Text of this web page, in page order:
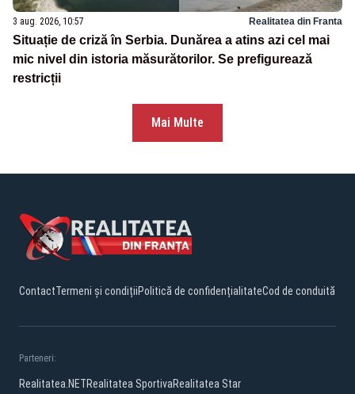
3 aug. 2026, 10:57 Realitatea din Franta
Situație de criză în Serbia. Dunărea a atins azi cel mai
mic nivel din istoria măsurătorilor. Se prefigurează
restricții
Mai Multe
ContactTermeni și condițiiPolitică de confidențialitateCod de conduită
Parteneri:
Realitatea.NETRealitatea SportivaRealitatea Star